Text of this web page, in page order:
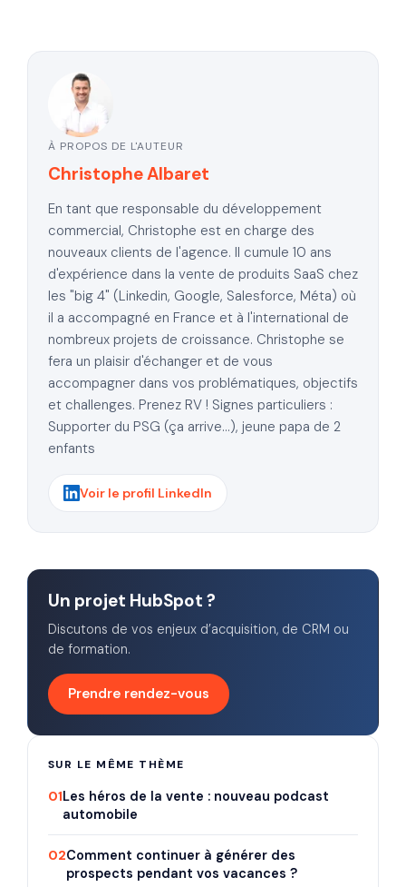
À PROPOS DE L'AUTEUR
Christophe Albaret
En tant que responsable du développement
commercial, Christophe est en charge des
nouveaux clients de l'agence. Il cumule 10 ans
d'expérience dans la vente de produits SaaS chez
les "big 4" (Linkedin, Google, Salesforce, Méta) où
il a accompagné en France et à l'international de
nombreux projets de croissance. Christophe se
fera un plaisir d'échanger et de vous
accompagner dans vos problématiques, objectifs
et challenges. Prenez RV ! Signes particuliers :
Supporter du PSG (ça arrive...), jeune papa de 2
enfants
Voir le profil LinkedIn
Un projet HubSpot ?
Discutons de vos enjeux d’acquisition, de CRM ou
de formation.
Prendre rendez-vous
SUR LE MÊME THÈME
01Les héros de la vente : nouveau podcast
automobile
02Comment continuer à générer des
prospects pendant vos vacances ?